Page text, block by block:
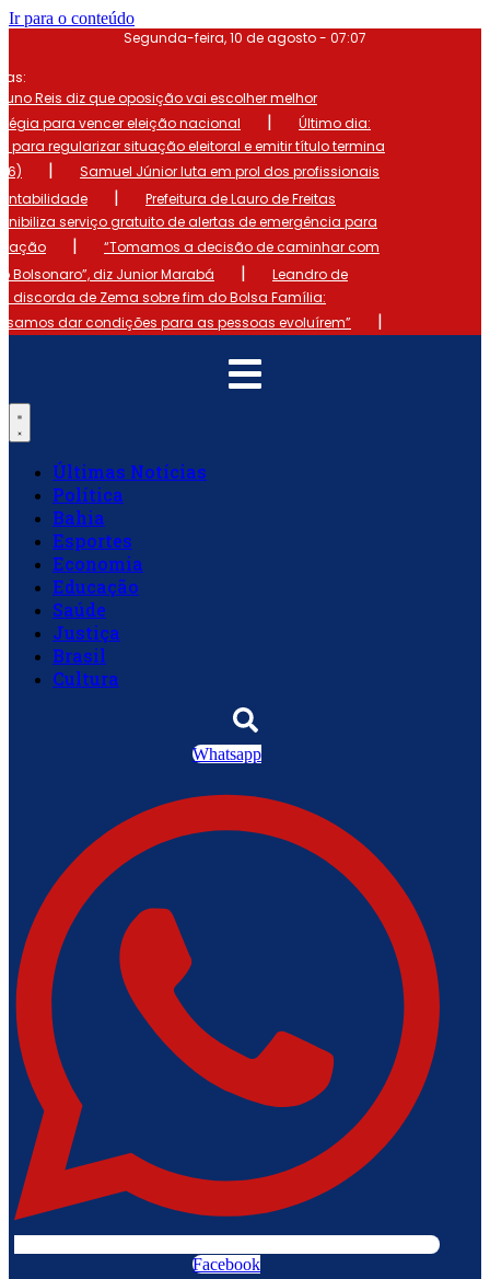
Ir para o conteúdo
Segunda-feira, 10 de agosto - 07:07
Reis diz que oposição vai escolher melhor
para vencer eleição nacional
|
Último dia:
para regularizar situação eleitoral e emitir título termina
|
Samuel Júnior luta em prol dos profissionais
|
Prefeitura de Lauro de Freitas
serviço gratuito de alertas de emergência para
|
“Tomamos a decisão de caminhar com
Bolsonaro”, diz Junior Marabá
|
Leandro de
discorda de Zema sobre fim do Bolsa Família:
dar condições para as pessoas evoluírem”
|
Últimas Notícias
Política
Bahia
Esportes
Economia
Educação
Saúde
Justiça
Brasil
Cultura
Whatsapp
Facebook